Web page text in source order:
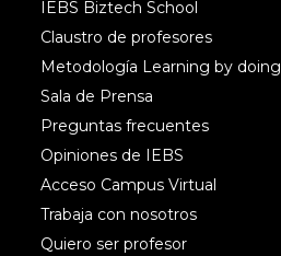
Accede para responder
IEBS Biztech School
Claustro de profesores
Metodología Learning by doing
Sala de Prensa
Preguntas frecuentes
Opiniones de IEBS
Acceso Campus Virtual
Trabaja con nosotros
Quiero ser profesor